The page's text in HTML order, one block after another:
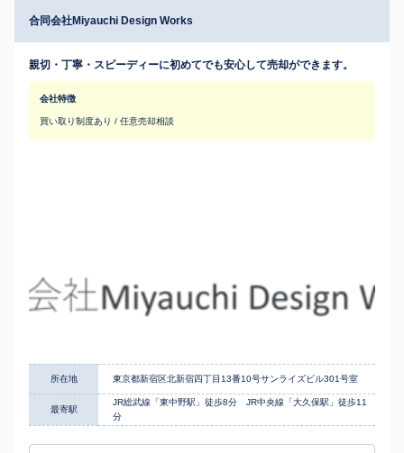
合同会社Miyauchi Design Works
親切・丁寧・スピーディーに初めてでも安心して売却ができます。
会社特徴
買い取り制度あり / 任意売却相談
所在地 東京都新宿区北新宿四丁目13番10号サンライズビル301号室
最寄駅
JR総武線「東中野駅」徒歩8分 JR中央線「大久保駅」徒歩11
分